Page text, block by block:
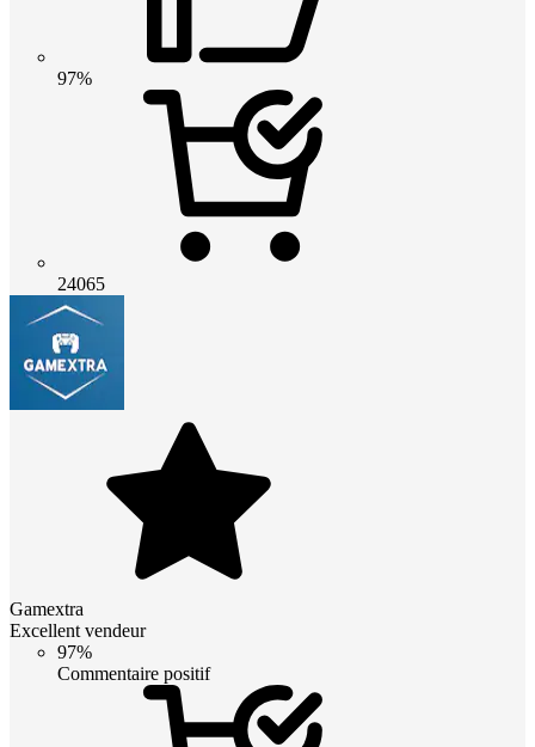
97%
24065
Gamextra
Excellent vendeur
97%
Commentaire positif